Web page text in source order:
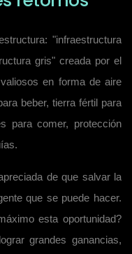
"infraestructura
gris" creada por el
en forma de aire
beber, tierra fértil para
para comer, protección
de que salvar la
que se puede hacer.
esta oportunidad?
grandes ganancias,